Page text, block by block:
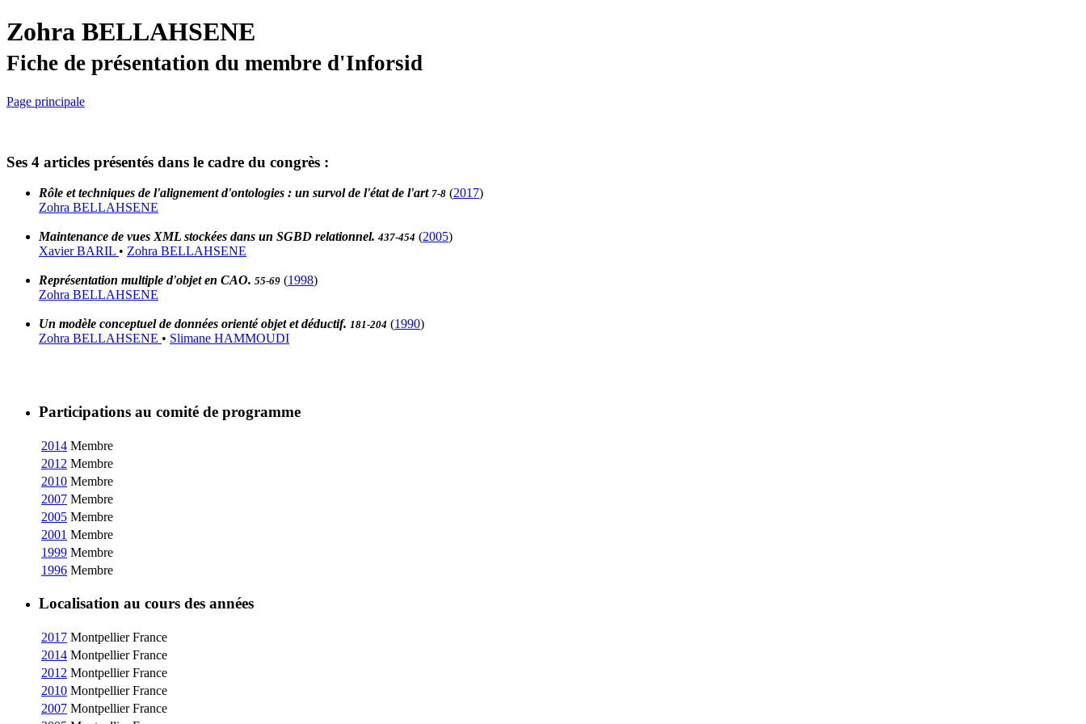
Zohra BELLAHSENE
Fiche de présentation du membre d'Inforsid
Page principale
Ses 4 articles présentés dans le cadre du congrès :
Rôle et techniques de l'alignement d'ontologies : un survol de l'état de l'art 7-8 (2017)
Zohra BELLAHSENE
Maintenance de vues XML stockées dans un SGBD relationnel. 437-454 (2005)
Xavier BARIL • Zohra BELLAHSENE
Représentation multiple d'objet en CAO. 55-69 (1998)
Zohra BELLAHSENE
Un modèle conceptuel de données orienté objet et déductif. 181-204 (1990)
Zohra BELLAHSENE • Slimane HAMMOUDI
Participations au comité de programme
2014 Membre
2012 Membre
2010 Membre
2007 Membre
2005 Membre
2001 Membre
1999 Membre
1996 Membre
Localisation au cours des années
2017 Montpellier France
2014 Montpellier France
2012 Montpellier France
2010 Montpellier France
2007 Montpellier France